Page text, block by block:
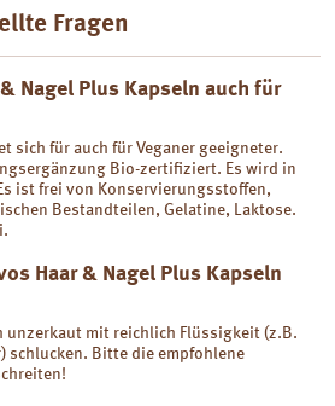
Fragen
Nagel Plus Kapseln auch für
sich für auch für Veganer geeigneter.
Bio-zertifiziert. Es wird in
ist frei von Konservierungsstoffen,
Bestandteilen, Gelatine, Laktose.
Haar & Nagel Plus Kapseln
unzerkaut mit reichlich Flüssigkeit (z.B.
schlucken. Bitte die empfohlene